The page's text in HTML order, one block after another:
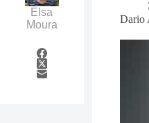
Dario
Elsa
Moura